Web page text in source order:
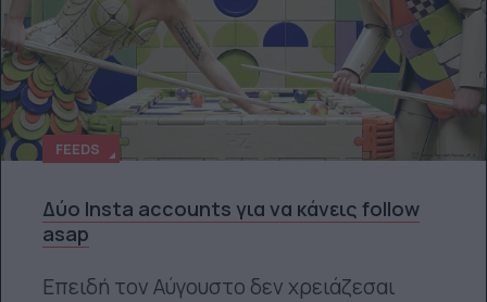
FEEDS
Δύο Insta accounts για να κάνεις follow
asap
Επειδή τον Αύγουστο δεν χρειάζεσαι